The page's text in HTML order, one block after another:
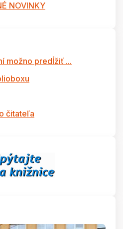
NOVINKY
možno predĺžiť ...
čitateľa